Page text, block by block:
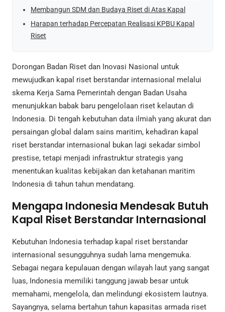
Membangun SDM dan Budaya Riset di Atas Kapal
Harapan terhadap Percepatan Realisasi KPBU Kapal
Riset
Dorongan Badan Riset dan Inovasi Nasional untuk
mewujudkan kapal riset berstandar internasional melalui
skema Kerja Sama Pemerintah dengan Badan Usaha
menunjukkan babak baru pengelolaan riset kelautan di
Indonesia. Di tengah kebutuhan data ilmiah yang akurat dan
persaingan global dalam sains maritim, kehadiran kapal
riset berstandar internasional bukan lagi sekadar simbol
prestise, tetapi menjadi infrastruktur strategis yang
menentukan kualitas kebijakan dan ketahanan maritim
Indonesia di tahun tahun mendatang.
Mengapa Indonesia Mendesak Butuh
Kapal Riset Berstandar Internasional
Kebutuhan Indonesia terhadap kapal riset berstandar
internasional sesungguhnya sudah lama mengemuka.
Sebagai negara kepulauan dengan wilayah laut yang sangat
luas, Indonesia memiliki tanggung jawab besar untuk
memahami, mengelola, dan melindungi ekosistem lautnya.
Sayangnya, selama bertahun tahun kapasitas armada riset